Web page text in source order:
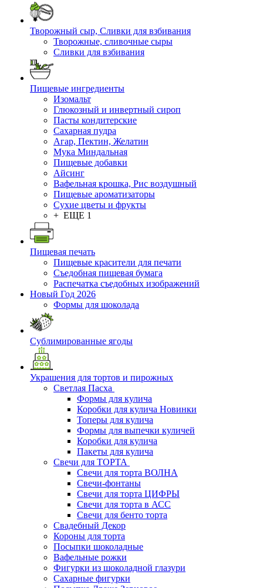
Творожный сыр, Сливки для взбивания
Творожные, сливочные сыры
Сливки для взбивания
Пищевые ингредиенты
Изомальт
Глюкозный и инвертный сироп
Пасты кондитерские
Сахарная пудра
Агар, Пектин, Желатин
Мука Миндальная
Пищевые добавки
Айсинг
Вафельная крошка, Рис воздушный
Пищевые ароматизаторы
Сухие цветы и фрукты
+ ЕЩЕ 1
Пищевая печать
Пищевые красители для печати
Съедобная пищевая бумага
Распечатка съедобных изображений
Новый Год 2026
Формы для шоколада
Сублимированные ягоды
Украшения для тортов и пирожных
Светлая Пасха
Формы для кулича
Коробки для кулича Новинки
Топеры для кулича
Формы для выпечки куличей
Коробки для кулича
Пакеты для кулича
Свечи для ТОРТА
Свечи для торта ВОЛНА
Свечи-фонтаны
Свечи для торта ЦИФРЫ
Свечи для торта в АСС
Свечи для бенто торта
Свадебный Декор
Короны для торта
Посыпки шоколадные
Вафельные рожки
Фигурки из шоколадной глазури
Сахарные фигурки